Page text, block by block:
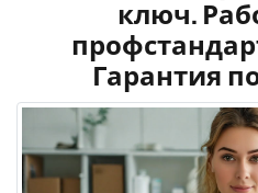
ключ.
Гарантия